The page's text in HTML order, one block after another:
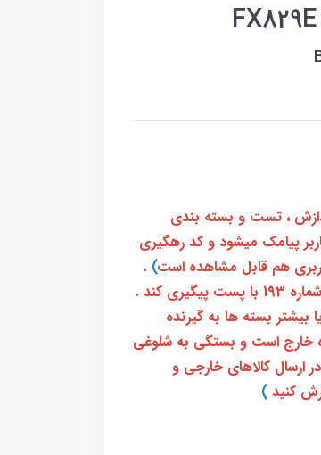
، تست و بسته بندی
پیامک میشود و کد رهگیری
هم قابل مشاهده است)
.
بعد از آن کاربر فقط باید از طریق سامانه رهگیری پستی و یا شماره 193 با پست پیگیری کند .
کدرهگیری 24 رقمی معمولا بین 3 الی 12 روز یا بیشتر بسته ها به گیرنده
خارج است و بستگی به شلوغی
کالاهای خارجی و
کنید )